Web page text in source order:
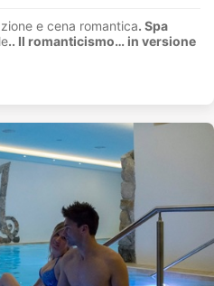
e cena romantica. Spa
.. Il romanticismo… in versione